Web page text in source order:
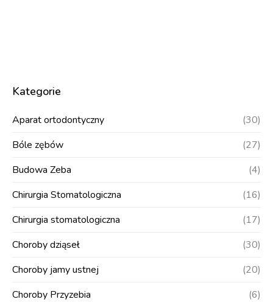
Kategorie
Aparat ortodontyczny
(30)
Bóle zębów
(27)
Budowa Zeba
(4)
Chirurgia Stomatologiczna
(16)
Chirurgia stomatologiczna
(17)
Choroby dziąseł
(30)
Choroby jamy ustnej
(20)
Choroby Przyzebia
(6)